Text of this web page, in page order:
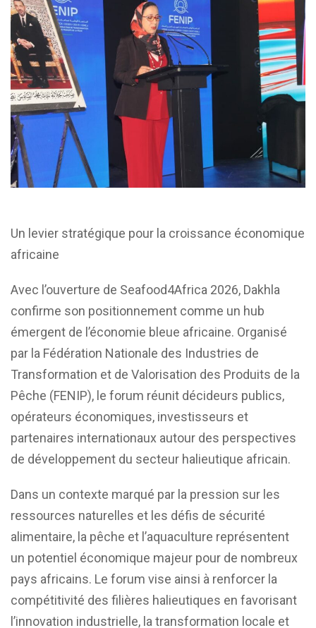
Un levier stratégique pour la croissance économique
africaine
Avec l’ouverture de Seafood4Africa 2026, Dakhla
confirme son positionnement comme un hub
émergent de l’économie bleue africaine. Organisé
par la Fédération Nationale des Industries de
Transformation et de Valorisation des Produits de la
Pêche (FENIP), le forum réunit décideurs publics,
opérateurs économiques, investisseurs et
partenaires internationaux autour des perspectives
de développement du secteur halieutique africain.
Dans un contexte marqué par la pression sur les
ressources naturelles et les défis de sécurité
alimentaire, la pêche et l’aquaculture représentent
un potentiel économique majeur pour de nombreux
pays africains. Le forum vise ainsi à renforcer la
compétitivité des filières halieutiques en favorisant
l’innovation industrielle, la transformation locale et